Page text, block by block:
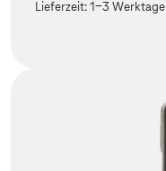
Lieferzeit:1-3 Werktage